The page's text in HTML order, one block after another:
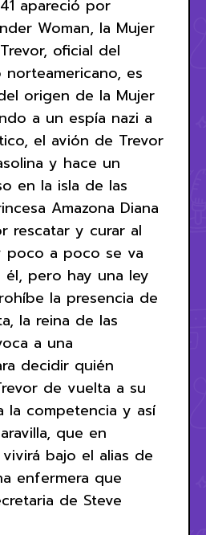
apareció por
Woman, la Mujer
oficial del
es
origen de la Mujer
a un espía nazi a
el avión de Trevor
y hace un
en la isla de las
Amazona Diana
rescatar y curar al
poco a poco se va
él, pero hay una ley
la presencia de
la reina de las
a una
decidir quién
de vuelta a su
la competencia y así
que en
bajo el alias de
enfermera que
de Steve